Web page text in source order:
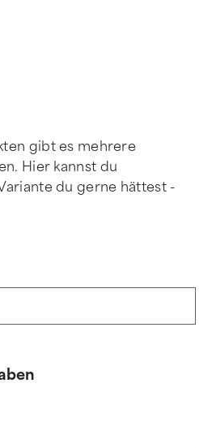
gibt es mehrere
Hier kannst du
du gerne hättest -